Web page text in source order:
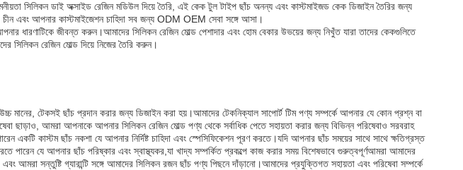
সিলিকন ডাই অক্সাইড রেজিন মডিউল দিয়ে তৈরি, এই কেক টুল টাইপ ছাঁচ অনন্য এবং কাস্টমাইজড কেক ডিজাইন তৈরির জন্য
এবং আপনার কাস্টমাইজেশন চাহিদা সব জন্য ODM OEM সেবা সঙ্গে আসা।
ধারণাটিকে জীবন্ত করুন।আমাদের সিলিকন রেজিন মোল্ড পেশাদার এবং হোম বেকার উভয়ের জন্য নিখুঁত যারা তাদের কেকগুলিতে
সিলিকন রেজিন মোল্ড দিয়ে নিজের তৈরি করুন।
মানের, টেকসই ছাঁচ প্রদান করার জন্য ডিজাইন করা হয়।আমাদের টেকনিক্যাল সাপোর্ট টিম পণ্য সম্পর্কে আপনার যে কোন প্রশ্ন বা
ছাড়াও, আমরা আপনাকে আপনার সিলিকন রেজিন মোল্ড পণ্য থেকে সর্বাধিক পেতে সহায়তা করার জন্য বিভিন্ন পরিষেবাও সরবরাহ
একটি কাস্টম ছাঁচ নকশা যে আপনার নির্দিষ্ট চাহিদা এবং স্পেসিফিকেশন পূরণ করতে।যদি আপনার ছাঁচ সময়ের সাথে সাথে ক্ষতিগ্রস্ত
পারেন যে আপনার ছাঁচ পরিষ্কার এবং স্বাস্থ্যকর,যা খাদ্য সম্পর্কিত প্রকল্পে কাজ করার সময় বিশেষভাবে গুরুত্বপূর্ণআমরা আমাদের
আমরা সন্তুষ্টি গ্যারান্টি সঙ্গে আমাদের সিলিকন রজন ছাঁচ পণ্য পিছনে দাঁড়ানো।আমাদের প্রযুক্তিগত সহায়তা এবং পরিষেবা সম্পর্কে